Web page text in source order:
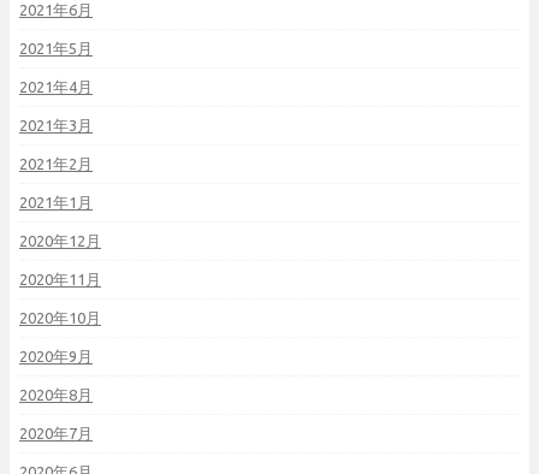
2021年6月
2021年5月
2021年4月
2021年3月
2021年2月
2021年1月
2020年12月
2020年11月
2020年10月
2020年9月
2020年8月
2020年7月